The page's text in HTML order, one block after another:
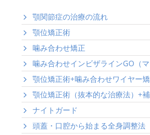
顎関節症の治療の流れ
顎位矯正術
噛み合わせ矯正
噛み合わせインビザラインGO（マ
顎位矯正術+噛み合わせワイヤー
顎位矯正術（抜本的な治療法）+
ナイトガード
頭蓋・口腔から始まる全身調整法